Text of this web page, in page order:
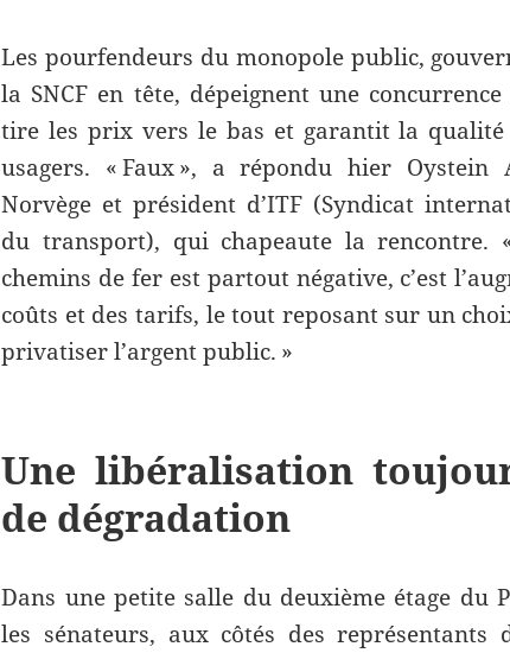
Les pourfendeurs du monopole public,
la SNCF en tête, dépeignent une
tire les prix vers le bas et garantit la
usagers. « Faux », a répondu hier Oystein
Norvège et président d’ITF (Syndicat
du transport), qui chapeaute la rencontre.
chemins de fer est partout négative, c’est
coûts et des tarifs, le tout reposant sur un
privatiser l’argent public. »
Une libéralisation
de dégradation
Dans une petite salle du deuxième étage du
les sénateurs, aux côtés des représentants